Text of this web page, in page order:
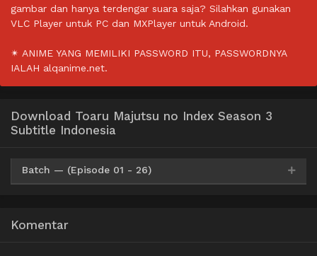
gambar dan hanya terdengar suara saja? Silahkan gunakan
VLC Player untuk PC dan MXPlayer untuk Android.
✴ ANIME YANG MEMILIKI PASSWORD ITU, PASSWORDNYA
IALAH alqanime.net.
Download Toaru Majutsu no Index Season 3
Subtitle Indonesia
Batch — (Episode 01 - 26)
Komentar